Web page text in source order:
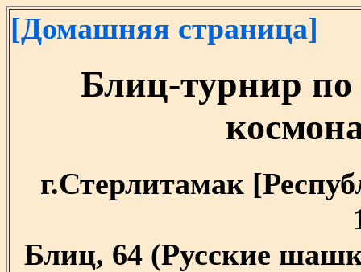
[Домашняя страница]
Блиц-турнир
г.Стерлитамак
Блиц, 64 (Русские